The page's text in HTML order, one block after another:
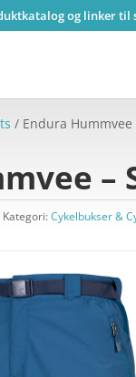
og linker
/ Endura Hummvee
–
Kategori:Cykelbukser &